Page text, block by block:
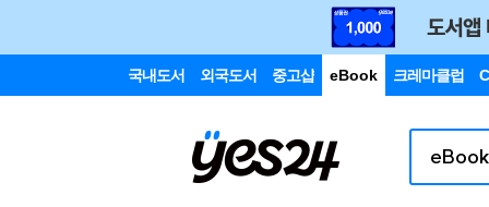
국내도서 외국도서 중고샵 eBook 크레마클럽